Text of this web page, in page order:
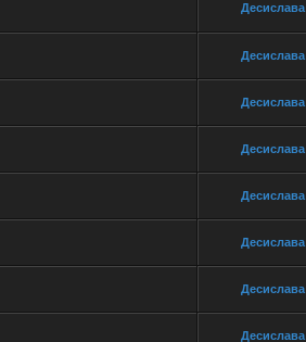
Десислава
Десислава
Десислава
Десислава
Десислава
Десислава
Десислава
Десислава